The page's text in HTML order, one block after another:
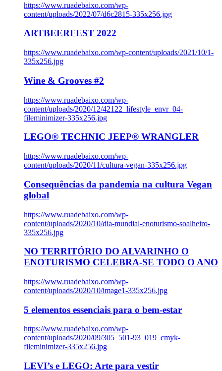
https://www.ruadebaixo.com/wp-
content/uploads/2022/07/d6c2815-335x256.jpg
ARTBEERFEST 2022
https://www.ruadebaixo.com/wp-content/uploads/2021/10/1-
335x256.jpg
Wine & Grooves #2
https://www.ruadebaixo.com/wp-
content/uploads/2020/12/42122_lifestyle_envr_04-
fileminimizer-335x256.jpg
LEGO® TECHNIC JEEP® WRANGLER
https://www.ruadebaixo.com/wp-
content/uploads/2020/11/cultura-vegan-335x256.jpg
Consequências da pandemia na cultura Vegan
global
https://www.ruadebaixo.com/wp-
content/uploads/2020/10/dia-mundial-enoturismo-soalheiro-
335x256.jpg
NO TERRITÓRIO DO ALVARINHO O
ENOTURISMO CELEBRA-SE TODO O ANO
https://www.ruadebaixo.com/wp-
content/uploads/2020/10/image1-335x256.jpg
5 elementos essenciais para o bem-estar
https://www.ruadebaixo.com/wp-
content/uploads/2020/09/305_501-93_019_cmyk-
fileminimizer-335x256.jpg
LEVI’s e LEGO: Arte para vestir